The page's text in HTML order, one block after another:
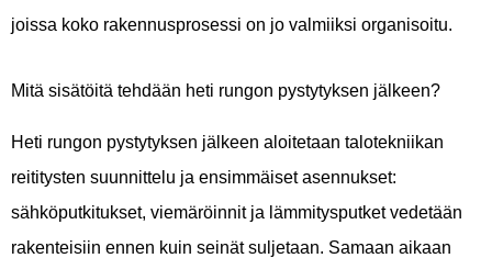
joissa koko rakennusprosessi on jo valmiiksi organisoitu.
Mitä sisätöitä tehdään heti rungon pystytyksen jälkeen?
Heti rungon pystytyksen jälkeen aloitetaan talotekniikan
reititysten suunnittelu ja ensimmäiset asennukset:
sähköputkitukset, viemäröinnit ja lämmitysputket vedetään
rakenteisiin ennen kuin seinät suljetaan. Samaan aikaan